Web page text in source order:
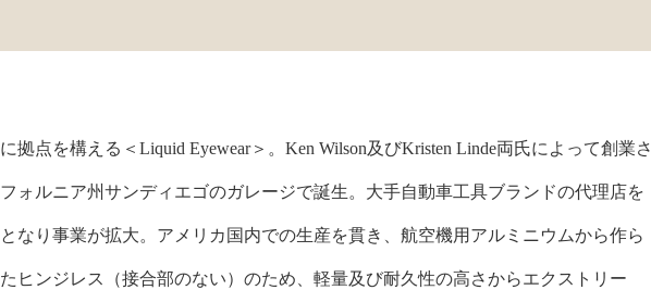
拠点を構える＜Liquid Eyewear＞。 Ken Wilson及びKristen Linde両氏によって創業さ
ォルニア州サンディエゴのガレージで誕生。大手自動車工具ブランドの代理店を
なり事業が拡大。アメリカ国内での生産を貫き、航空機用アルミニウムから作ら
ヒンジレス（接合部のない）のため、軽量及び耐久性の高さからエクストリー